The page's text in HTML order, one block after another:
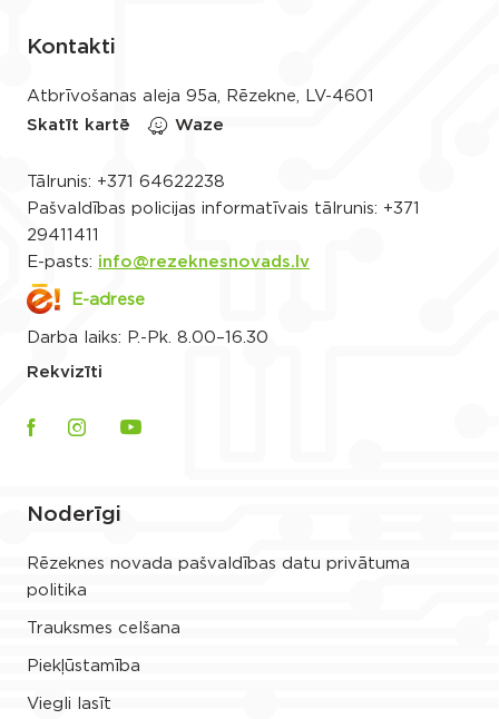
Kontakti
Atbrīvošanas aleja 95a, Rēzekne, LV-4601
Skatīt kartē
Waze
Tālrunis: +371 64622238
Pašvaldības policijas informatīvais tālrunis: +371
29411411
E-pasts: info@rezeknesnovads.lv
E-adrese
Darba laiks: P.-Pk. 8.00–16.30
Rekvizīti
Noderīgi
Rēzeknes novada pašvaldības datu privātuma
politika
Trauksmes celšana
Piekļūstamība
Viegli lasīt